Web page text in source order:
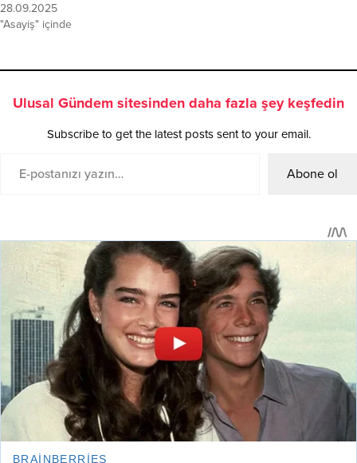
28.09.2025
"Asayiş" içinde
Ulusal Gündem sitesinden daha fazla şey keşfedin
Subscribe to get the latest posts sent to your email.
Abone ol